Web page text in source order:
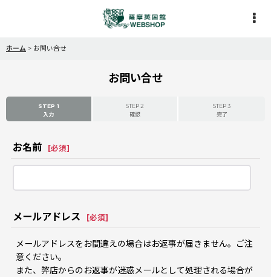
ホーム > お問い合せ
お問い合せ
STEP 1
入力
STEP 2
確認
STEP 3
完了
お名前 [必須]
メールアドレス [必須]
メールアドレスをお間違えの場合はお返事が届きません。ご注
意ください。
また、弊店からのお返事が迷惑メールとして処理される場合が